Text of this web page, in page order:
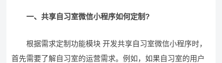
一、共享自习室微信小程序如何定制?
根据需求定制功能模块 开发共享自习室微信小程序时，
首先需要了解自习室的运营需求。例如，如果自习室的用户